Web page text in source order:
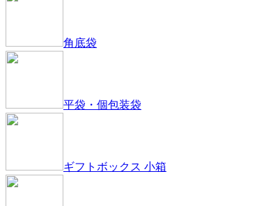
角底袋
平袋・個包装袋
ギフトボックス 小箱